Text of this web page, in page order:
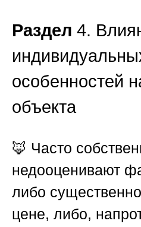
Раздел 4.
особенностей
объекта
🦊 Часто
недооценивают
либо
цене, либо,